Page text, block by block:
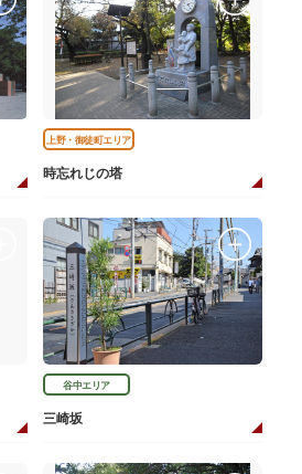
上野・御徒町エリア
時忘れじの塔
谷中エリア
三崎坂